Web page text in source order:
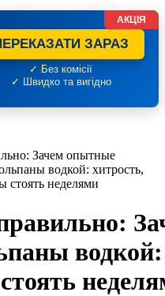
ЗАРАЗ
✓ Без комісії
✓ Швидко та вигідно
АКЦІЯ
Зачем опытные
водкой: хитрость,
стоять неделями
водкой: